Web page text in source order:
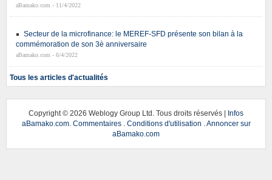
aBamako.com - 11/4/2022
Secteur de la microfinance: le MEREF-SFD présente son bilan à la
commémoration de son 3è anniversaire
aBamako.com - 6/4/2022
Tous les articles d'actualités
Copyright © 2026 Weblogy Group Ltd. Tous droits réservés |
Infos
aBamako.com. Commentaires. Conditions d'utilisation .Annoncer sur
aBamako.com